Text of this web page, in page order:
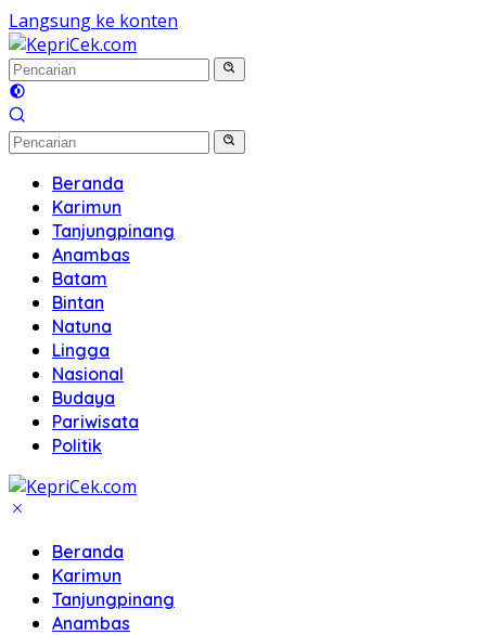
Langsung ke konten
Beranda
Karimun
Tanjungpinang
Anambas
Batam
Bintan
Natuna
Lingga
Nasional
Budaya
Pariwisata
Politik
Beranda
Karimun
Tanjungpinang
Anambas